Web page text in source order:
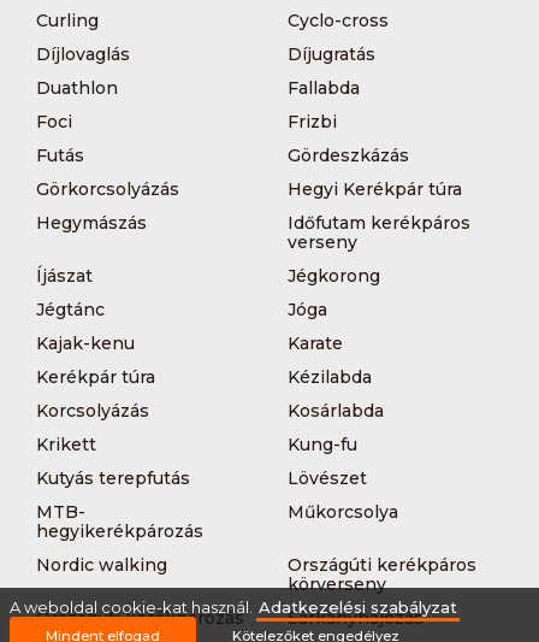
Curling
Cyclo-cross
Díjlovaglás
Díjugratás
Duathlon
Fallabda
Foci
Frizbi
Futás
Gördeszkázás
Görkorcsolyázás
Hegyi Kerékpár túra
Hegymászás
Időfutam kerékpáros
verseny
Íjászat
Jégkorong
Jégtánc
Jóga
Kajak-kenu
Karate
Kerékpár túra
Kézilabda
Korcsolyázás
Kosárlabda
Krikett
Kung-fu
Kutyás terepfutás
Lövészet
MTB-
hegyikerékpározás
Műkorcsolya
Nordic walking
Országúti kerékpáros
körverseny
Országúti kerékpározás
Sárkányhajózás
A weboldal cookie-kat használ. Adatkezelési szabályzat
Mindent elfogad Kötelezőket engedélyez